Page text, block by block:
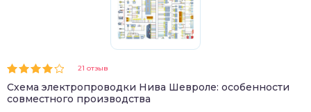
21 отзыв
Схема электропроводки Нива Шевроле: особенности
совместного производства